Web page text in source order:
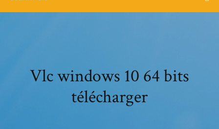
Vlc windows 10 64 bits
télécharger